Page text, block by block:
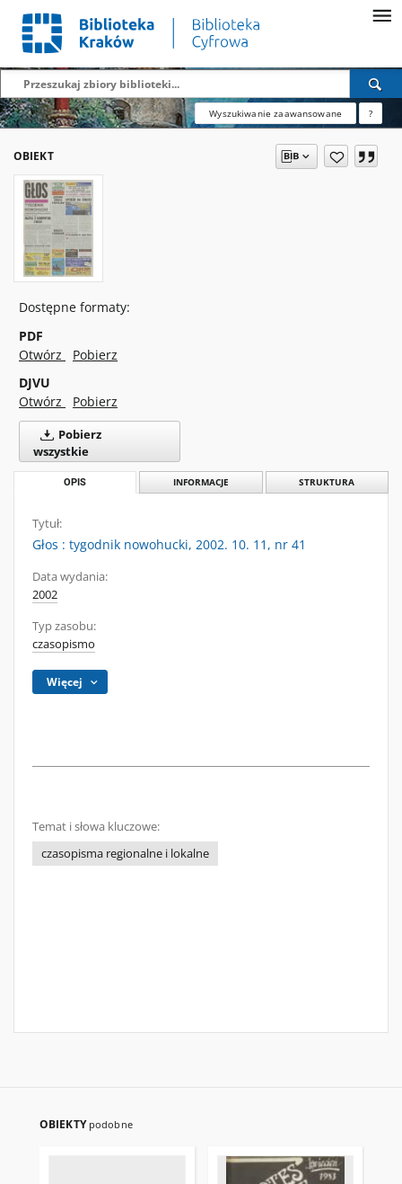
Wyszukiwanie zaawansowane ?
OBIEKT
Dostępne formaty:
PDF
Otwórz
Pobierz
DJVU
Otwórz
Pobierz
Pobierz
wszystkie
OPIS INFORMACJE STRUKTURA
Tytuł:
Głos : tygodnik nowohucki, 2002. 10. 11, nr 41
Data wydania:
2002
Typ zasobu:
czasopismo
Więcej
Temat i słowa kluczowe:
czasopisma regionalne i lokalne
OBIEKTY podobne